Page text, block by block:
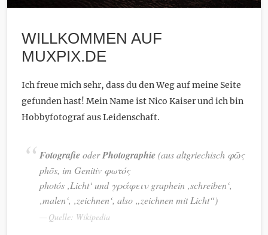
WILLKOMMEN AUF
MUXPIX.DE
Ich freue mich sehr, dass du den Weg auf meine Seite
gefunden hast! Mein Name ist Nico Kaiser und ich bin
Hobbyfotograf aus Leidenschaft.
FotografieoderPhotographie(aus altgriechisch φῶς
phōs, im Genitiv φωτός
photós ‚Licht‘ und γράφειν graphein ‚schreiben‘,
‚malen‘, ‚zeichnen‘, also „zeichnen mit Licht“)
Quelle: Wikipedia